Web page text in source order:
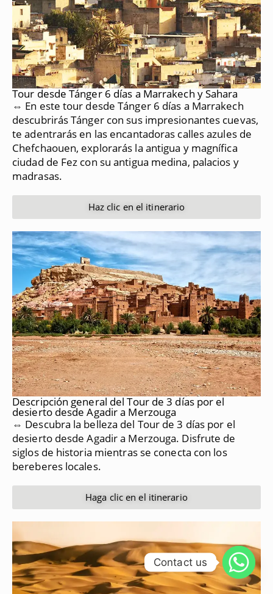
Tour desde Tánger 6 días a Marrakech y Sahara
⇔ En este tour desde Tánger 6 días a Marrakech
descubrirás Tánger con sus impresionantes cuevas,
te adentrarás en las encantadoras calles azules de
Chefchaouen, explorarás la antigua y magnífica
ciudad de Fez con su antigua medina, palacios y
madrasas.
Haz clic en el itinerario
Descripción general del Tour de 3 días por el
desierto desde Agadir a Merzouga
⇔ Descubra la belleza del Tour de 3 días por el
desierto desde Agadir a Merzouga. Disfrute de
siglos de historia mientras se conecta con los
bereberes locales.
Haga clic en el itinerario
Contact us